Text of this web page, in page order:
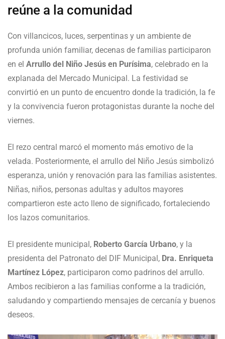
reúne a la comunidad
Con villancicos, luces, serpentinas y un ambiente de
profunda unión familiar, decenas de familias participaron
en el Arrullo del Niño Jesús en Purísima, celebrado en la
explanada del Mercado Municipal. La festividad se
convirtió en un punto de encuentro donde la tradición, la fe
y la convivencia fueron protagonistas durante la noche del
viernes.
El rezo central marcó el momento más emotivo de la
velada. Posteriormente, el arrullo del Niño Jesús simbolizó
esperanza, unión y renovación para las familias asistentes.
Niñas, niños, personas adultas y adultos mayores
compartieron este acto lleno de significado, fortaleciendo
los lazos comunitarios.
El presidente municipal, Roberto García Urbano, y la
presidenta del Patronato del DIF Municipal, Dra. Enriqueta
Martínez López, participaron como padrinos del arrullo.
Ambos recibieron a las familias conforme a la tradición,
saludando y compartiendo mensajes de cercanía y buenos
deseos.